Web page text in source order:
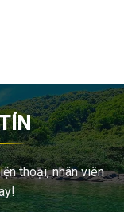
thoại, nhân viên